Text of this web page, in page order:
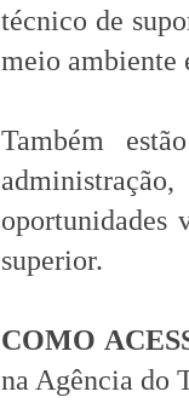
técnico de
meio ambiente
Também
oportunidades
superior.
COMO
na Agência do